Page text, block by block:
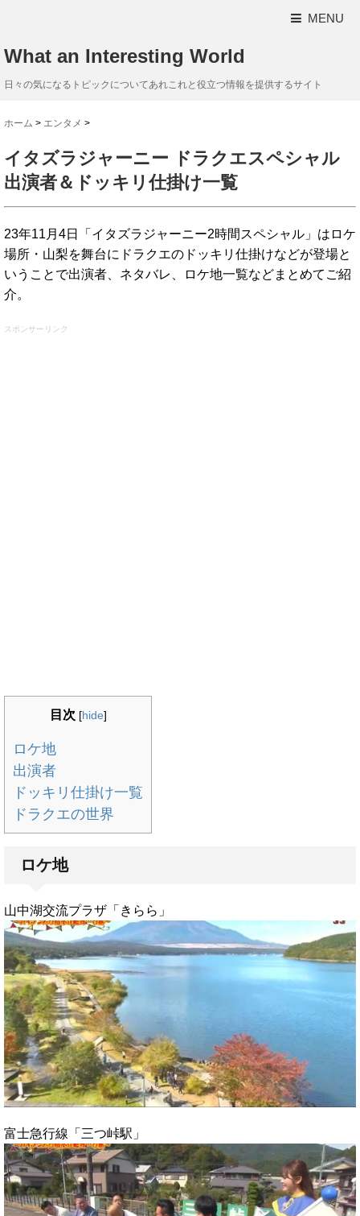
MENU
What an Interesting World
日々の気になるトピックについてあれこれと役立つ情報を提供するサイト
ホーム > エンタメ >
イタズラジャーニー ドラクエスペシャル
出演者＆ドッキリ仕掛け一覧
23年11月4日「イタズラジャーニー2時間スペシャル」はロケ
場所・山梨を舞台にドラクエのドッキリ仕掛けなどが登場と
いうことで出演者、ネタバレ、ロケ地一覧などまとめてご紹
介。
スポンサーリンク
目次 [hide]
ロケ地
出演者
ドッキリ仕掛け一覧
ドラクエの世界
ロケ地
山中湖交流プラザ「きらら」
富士急行線「三つ峠駅」